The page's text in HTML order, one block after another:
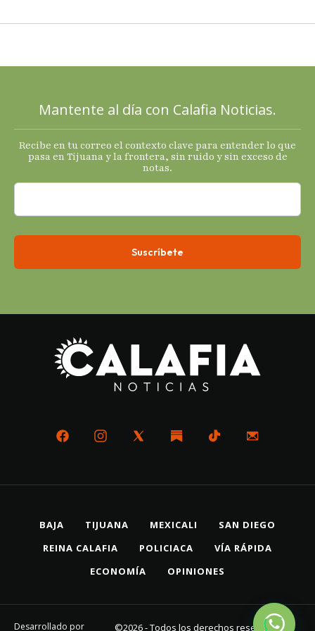
cartas; El
Mantente al día con Calafia Noticias.
Recibe en tu correo el contexto clave para entender lo que
pasa en Tijuana y la frontera, sin ruido y sin exceso de
notas.
BAJA TIJUANA MEXICALI
SAN DIEGO
REINA CALAFIA
POLICIACA
VÍA RÁPIDA
ECONOMÍA
OPINIONES
Desarrollado por ©2026 - Todos los derechos reservados